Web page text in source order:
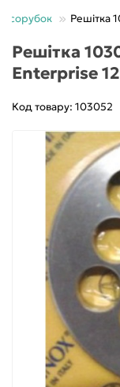
Решітка
Решітка
Enterprise
Код товару: 103052